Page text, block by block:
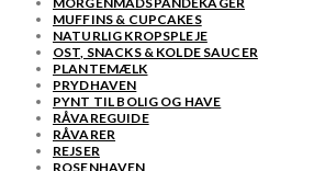
MUFFINS & CUPCAKES
NATURLIG KROPSPLEJE
OST, SNACKS & KOLDE SAUCER
PLANTEMÆLK
PRYDHAVEN
PYNT TIL BOLIG OG HAVE
RÅVAREGUIDE
RÅVARER
REJSER
ROSENHAVEN